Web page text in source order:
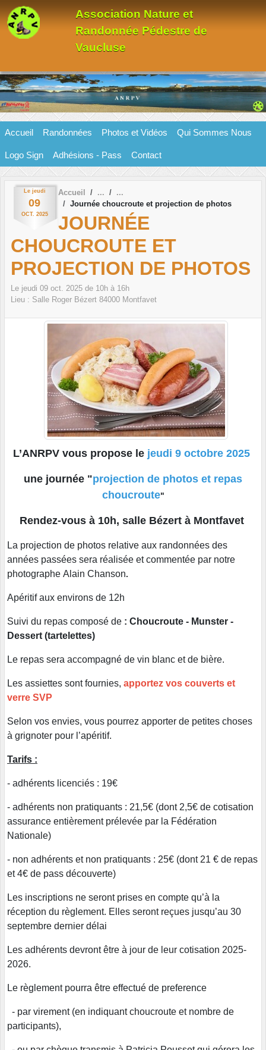
Association Nature et
Randonnée Pédestre de
Vaucluse
Accueil Randonnées Photos et Vidéos Qui Sommes Nous
Logo Sign Adhésions - Pass Contact
Le jeudi
09
OCT. 2025
Accueil
Journée choucroute et projection de photos
JOURNÉE
CHOUCROUTE ET
PROJECTION DE PHOTOS
Le jeudi 09 oct. 2025 de 10h à 16h
Lieu : Salle Roger Bézert 84000 Montfavet
L’ANRPV vous propose le jeudi 9 octobre 2025
une journée "projection de photos et repas
choucroute"
Rendez-vous à 10h, salle Bézert à Montfavet
La projection de photos relative aux randonnées des
années passées sera réalisée et commentée par notre
photographe Alain Chanson.
Apéritif aux environs de 12h
Suivi du repas composé de : Choucroute - Munster -
Dessert (tartelettes)
Le repas sera accompagné de vin blanc et de bière.
Les assiettes sont fournies, apportez vos couverts et
verre SVP
Selon vos envies, vous pourrez apporter de petites choses
à grignoter pour l’apéritif.
Tarifs :
- adhérents licenciés : 19€
- adhérents non pratiquants : 21,5€ (dont 2,5€ de cotisation
assurance entièrement prélevée par la Fédération
Nationale)
- non adhérents et non pratiquants : 25€ (dont 21 € de repas
et 4€ de pass découverte)
Les inscriptions ne seront prises en compte qu’à la
réception du règlement. Elles seront reçues jusqu’au 30
septembre dernier délai
Les adhérents devront être à jour de leur cotisation 2025-
2026.
Le règlement pourra être effectué de preference
- par virement (en indiquant choucroute et nombre de
participants),
Panneau de gestion des cookies